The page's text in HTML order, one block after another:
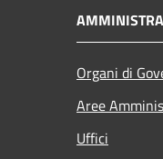
Organi di
Aree
Uffici